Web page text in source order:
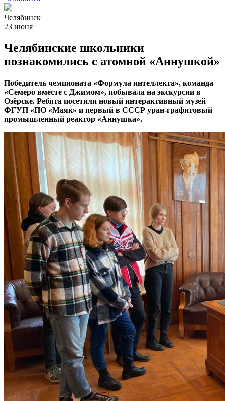
Челябинск
23 июня
Челябинские школьники
познакомились с атомной «Аннушкой»
Победитель чемпионата «Формула интеллекта», команда
«Семеро вместе с Джимом», побывала на экскурсии в
Озёрске. Ребята посетили новый интерактивный музей
ФГУП «ПО «Маяк» и первый в СССР уран-графитовый
промышленный реактор «Аннушка».